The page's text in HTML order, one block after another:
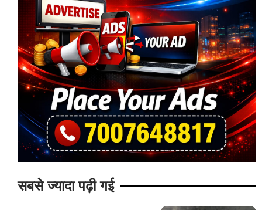
सबसे ज्यादा पढ़ी गई